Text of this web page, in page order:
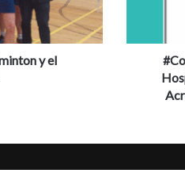
y el
del
Vinalopó
obtiene
Avanzada